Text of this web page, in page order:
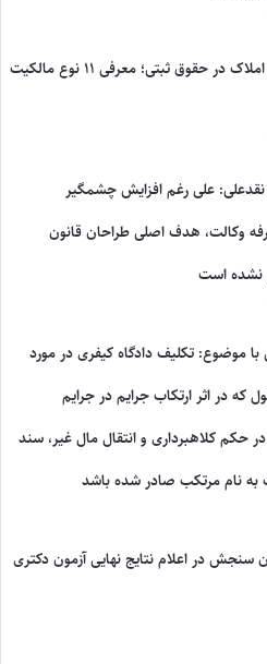
انواع مالکیت املاک در حقوق ثبتی؛ معرفی ۱۱ نوع مالکیت
علی رغم افزایش چشمگیر
وکالت، هدف اصلی طراحان قانون
نشده است
با موضوع: تکلیف دادگاه کیفری در مورد
که در اثر ارتکاب جرایم در جرایم
حکم کلاهبرداری و انتقال مال غیر، سند
نام مرتکب صادر شده باشد
سنجش در اعلام نتایج نهایی آزمون دکتری